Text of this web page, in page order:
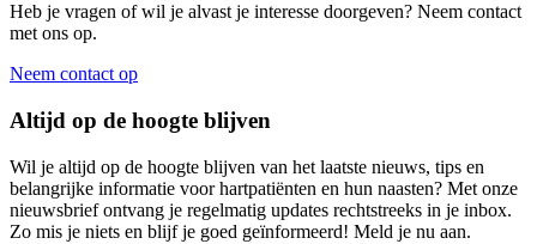
Heb je vragen of wil je alvast je interesse doorgeven? Neem contact
met ons op.
Neem contact op
Altijd op de hoogte blijven
Wil je altijd op de hoogte blijven van het laatste nieuws, tips en
belangrijke informatie voor hartpatiënten en hun naasten? Met onze
nieuwsbrief ontvang je regelmatig updates rechtstreeks in je inbox.
Zo mis je niets en blijf je goed geïnformeerd! Meld je nu aan.